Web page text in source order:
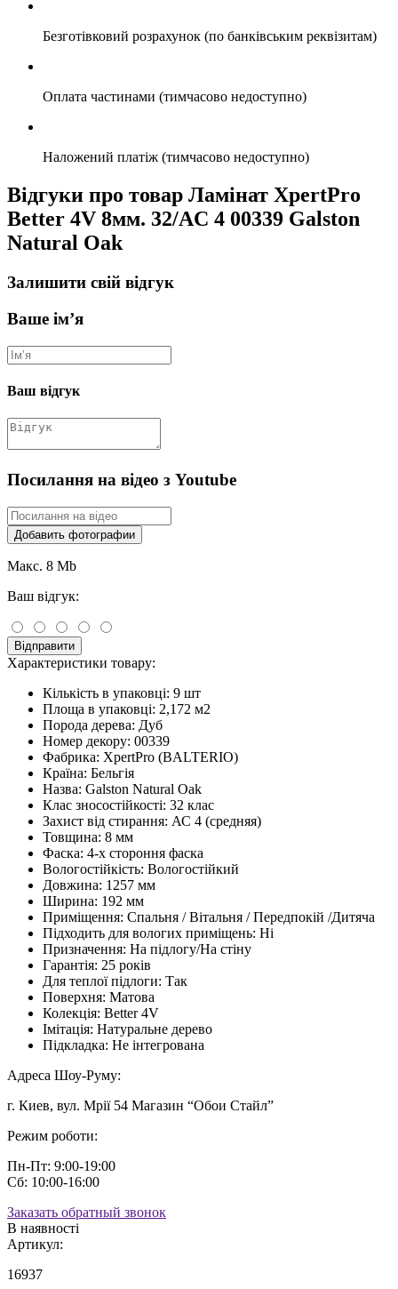
Безготівковий розрахунок (по банківським реквізитам)
Оплата частинами (тимчасово недоступно)
Наложений платіж (тимчасово недоступно)
Відгуки про товар Ламінат XpertPro
Better 4V 8мм. 32/AC 4 00339 Galston
Natural Oak
Залишити свій відгук
Ваше ім’я
Ваш відгук
Посилання на відео з Youtube
Добавить фотографии
Макс. 8 Mb
Ваш відгук:
Відправити
Характеристики товару:
Кількість в упаковці: 9 шт
Площа в упаковці: 2,172 м2
Порода дерева: Дуб
Номер декору: 00339
Фабрика: XpertPro (BALTERIO)
Країна: Бельгія
Назва: Galston Natural Oak
Клас зносостійкості: 32 клас
Захист від стирання: АС 4 (средняя)
Товщина: 8 мм
Фаска: 4-х стороння фаска
Вологостійкість: Вологостійкий
Довжина: 1257 мм
Ширина: 192 мм
Приміщення: Спальня / Вітальня / Передпокій /Дитяча
Підходить для вологих приміщень: Ні
Призначення: На підлогу/На стіну
Гарантія: 25 років
Для теплої підлоги: Так
Поверхня: Матова
Колекція: Better 4V
Імітація: Натуральне дерево
Підкладка: Не інтегрована
Адреса Шоу-Руму:
г. Киев, вул. Мрії 54 Магазин “Обои Стайл”
Режим роботи:
Пн-Пт: 9:00-19:00
Сб: 10:00-16:00
Заказать обратный звонок
В наявності
Артикул:
16937